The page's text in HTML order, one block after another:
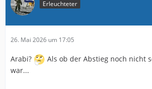
Erleuchteter
26. Mai 2026 um 17:05
Arabi?
Als ob der Abstieg noch nicht
war...